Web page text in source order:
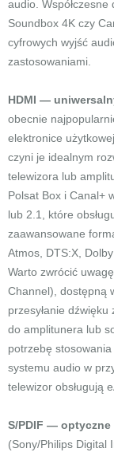
audio.
Soundbox 4K czy
cyfrowych wyjść
zastosowaniami.
HDMI —
obecnie
elektronice
czyni je idealnym
telewizora lub
Polsat Box i Canal+
lub 2.1, które
zaawansowane
Atmos, DTS:X,
Warto zwrócić
Channel), dostępną
przesyłanie
do amplitunera lub
potrzebę
systemu audio w
telewizor obsługują
S/PDIF —
(Sony/Philips Digital